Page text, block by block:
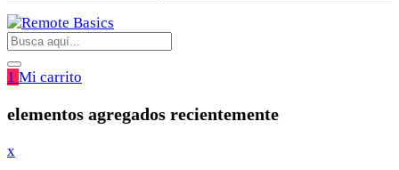
1 Mi carrito
elementos agregados recientemente
x